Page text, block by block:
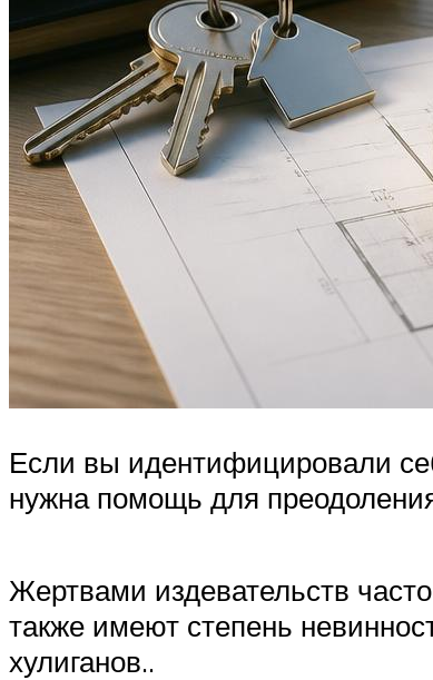
Если вы идентифицировали
нужна помощь для
Жертвами издевательств
также имеют степень
хулиганов..